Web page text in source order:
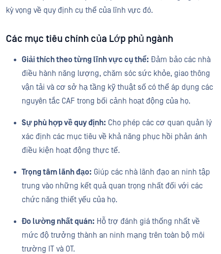
kỳ vọng về quy định cụ thể của lĩnh vực đó.
Các mục tiêu chính của Lớp phủ ngành
Giải thích theo từng lĩnh vực cụ thể: Đảm bảo các nhà
điều hành năng lượng, chăm sóc sức khỏe, giao thông
vận tải và cơ sở hạ tầng kỹ thuật số có thể áp dụng các
nguyên tắc CAF trong bối cảnh hoạt động của họ.
Sự phù hợp về quy định: Cho phép các cơ quan quản lý
xác định các mục tiêu về khả năng phục hồi phản ánh
điều kiện hoạt động thực tế.
Trọng tâm lãnh đạo: Giúp các nhà lãnh đạo an ninh tập
trung vào những kết quả quan trọng nhất đối với các
chức năng thiết yếu của họ.
Đo lường nhất quán: Hỗ trợ đánh giá thống nhất về
mức độ trưởng thành an ninh mạng trên toàn bộ môi
trường IT và OT.